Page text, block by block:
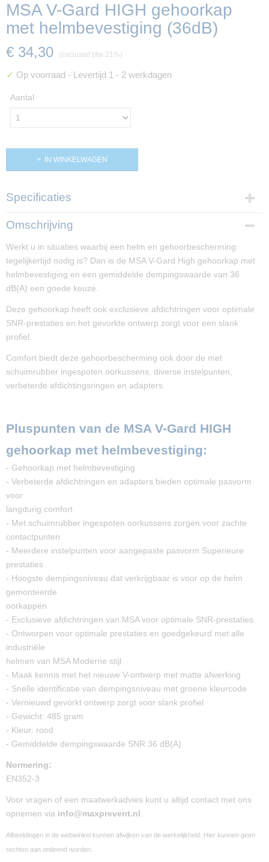
MSA V-Gard HIGH gehoorkap
met helmbevestiging (36dB)
€ 34,30 (exclusief btw 21%)
✓ Op voorraad - Levertijd 1 - 2 werkdagen
Aantal
IN WINKELWAGEN
Specificaties
Productcode
Omschrijving
Werkt u in situaties waarbij een helm en gehoorbescherming
tegelijkertijd nodig is? Dan is de MSA V-Gard High gehoorkap met
helmbevestiging en een gemiddelde dempingswaarde van 36
dB(A) een goede keuze.
Deze gehoorkap heeft ook exclusieve afdichtringen voor optimale
SNR-prestaties en het gevorkte ontwerp zorgt voor een slank
profiel.
Comfort biedt deze gehoorbescherming ook door de met
schuimrubber ingespoten oorkussens, diverse instelpunten,
verbeterde afdichtingsringen en adapters.
Pluspunten van de MSA V-Gard HIGH
gehoorkap met helmbevestiging:
- Gehoorkap met helmbevestiging
- Verbeterde afdichtringen en adapters bieden optimale pasvorm
voor
langdurig comfort
- Met schuimrubber ingespoten oorkussens zorgen voor zachte
contactpunten
- Meerdere instelpunten voor aangepaste pasvorm Superieure
prestaties
- Hoogste dempingsniveau dat verkrijgbaar is voor op de helm
gemonteerde
oorkappen
- Exclusieve afdichtringen van MSA voor optimale SNR-prestaties
- Ontworpen voor optimale prestaties en goedgekeurd met alle
industriële
helmen van MSA Moderne stijl
- Maak kennis met het nieuwe V-ontwerp met matte afwerking
- Snelle identificatie van dempingsniveau met groene kleurcode
- Vernieuwd gevorkt ontwerp zorgt voor slank profiel
- Gewicht: 485 gram
- Kleur: rood
- Gemiddelde dempingswaarde SNR 36 dB(A)
Normering:
EN352-3
Voor vragen of een maatwerkadvies kunt u altijd contact met ons
opnemen via info@maxprevent.nl
Afbeeldingen in de webwinkel kunnen afwijken van de werkelijkheid. Hier kunnen geen
rechten aan ontleend worden.